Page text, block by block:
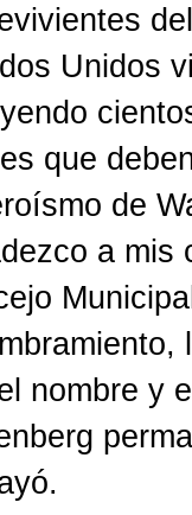
Unidos
que
de
a mis
nombre y